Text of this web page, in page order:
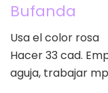
Bufanda
Usa el color rosa
Hacer 33 cad.
aguja, trabajar